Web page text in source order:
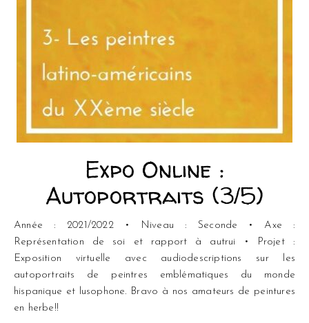
Expo Online :
Autoportraits (3/5)
Année : 2021/2022 • Niveau : Seconde • Axe :
Représentation de soi et rapport à autrui • Projet :
Exposition virtuelle avec audiodescriptions sur les
autoportraits de peintres emblématiques du monde
hispanique et lusophone. Bravo à nos amateurs de peintures
en herbe!!